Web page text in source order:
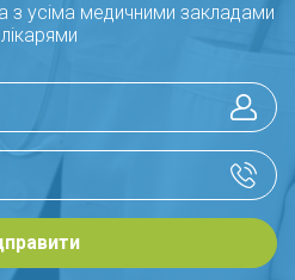
з усіма медичними закладами